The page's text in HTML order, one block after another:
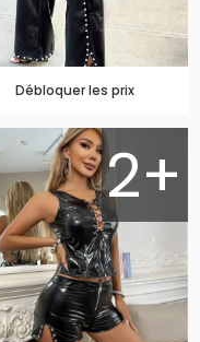
Débloquer les prix
2+